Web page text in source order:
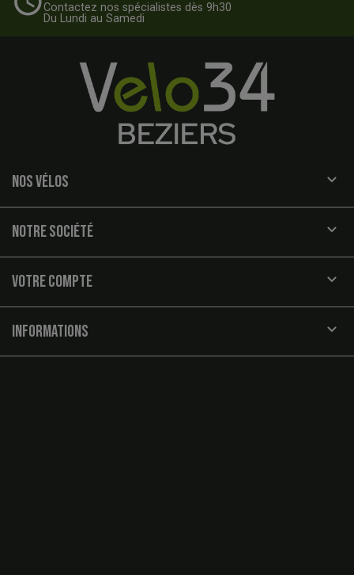
Contactez nos spécialistes dès 9h30
Du Lundi au Samedi
NOS VÉLOS 
NOTRE SOCIÉTÉ 
VOTRE COMPTE 
INFORMATIONS keyboard_arrow_down